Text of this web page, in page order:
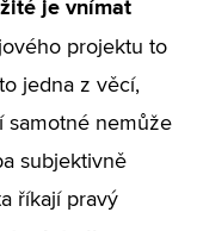
je vnímat
projektu to
jedna z věcí,
samotné nemůže
subjektivně
říkají pravý